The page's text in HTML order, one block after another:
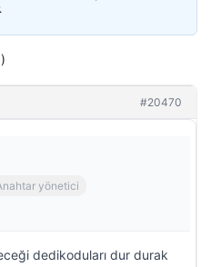
#20470
yönetici
dedikoduları dur durak